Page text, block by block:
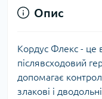
Опис
Кордус Флекс - це
післявсходовий
допомагає
злакові і